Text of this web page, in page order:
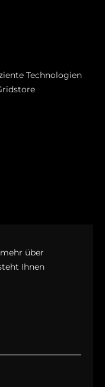
Technologien
über
Ihnen